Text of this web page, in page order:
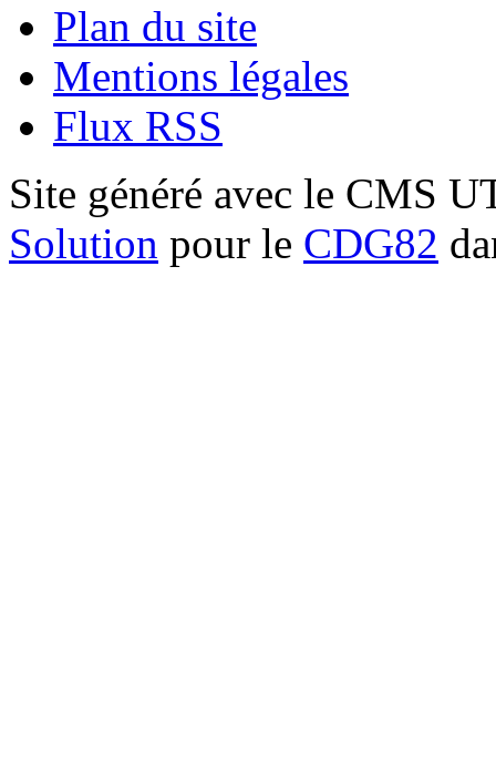
Plan du site
Mentions légales
Flux RSS
Site généré avec le CMS
Solution pour le CDG82